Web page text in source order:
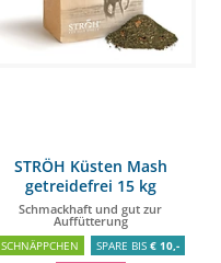
STRÖH Küsten Mash
getreidefrei 15 kg
Papiertüte
Schmackhaft und gut zur
Auffütterung
SCHNÄPPCHEN SPARE BIS € 10,-